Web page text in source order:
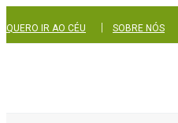
QUERO IR AO CÉU SOBRE NÓS